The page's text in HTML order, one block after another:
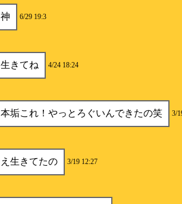
神 6/29 19:3
生きてね 4/24 18:24
本垢これ！やっとろぐいんできたの笑 3/
え生きてたの 3/19 12:27